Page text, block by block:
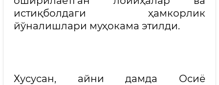
истиқболдаги ҳамкорлик
йўналишлари муҳокама этилди.
Хусусан, айни дамда Осиё